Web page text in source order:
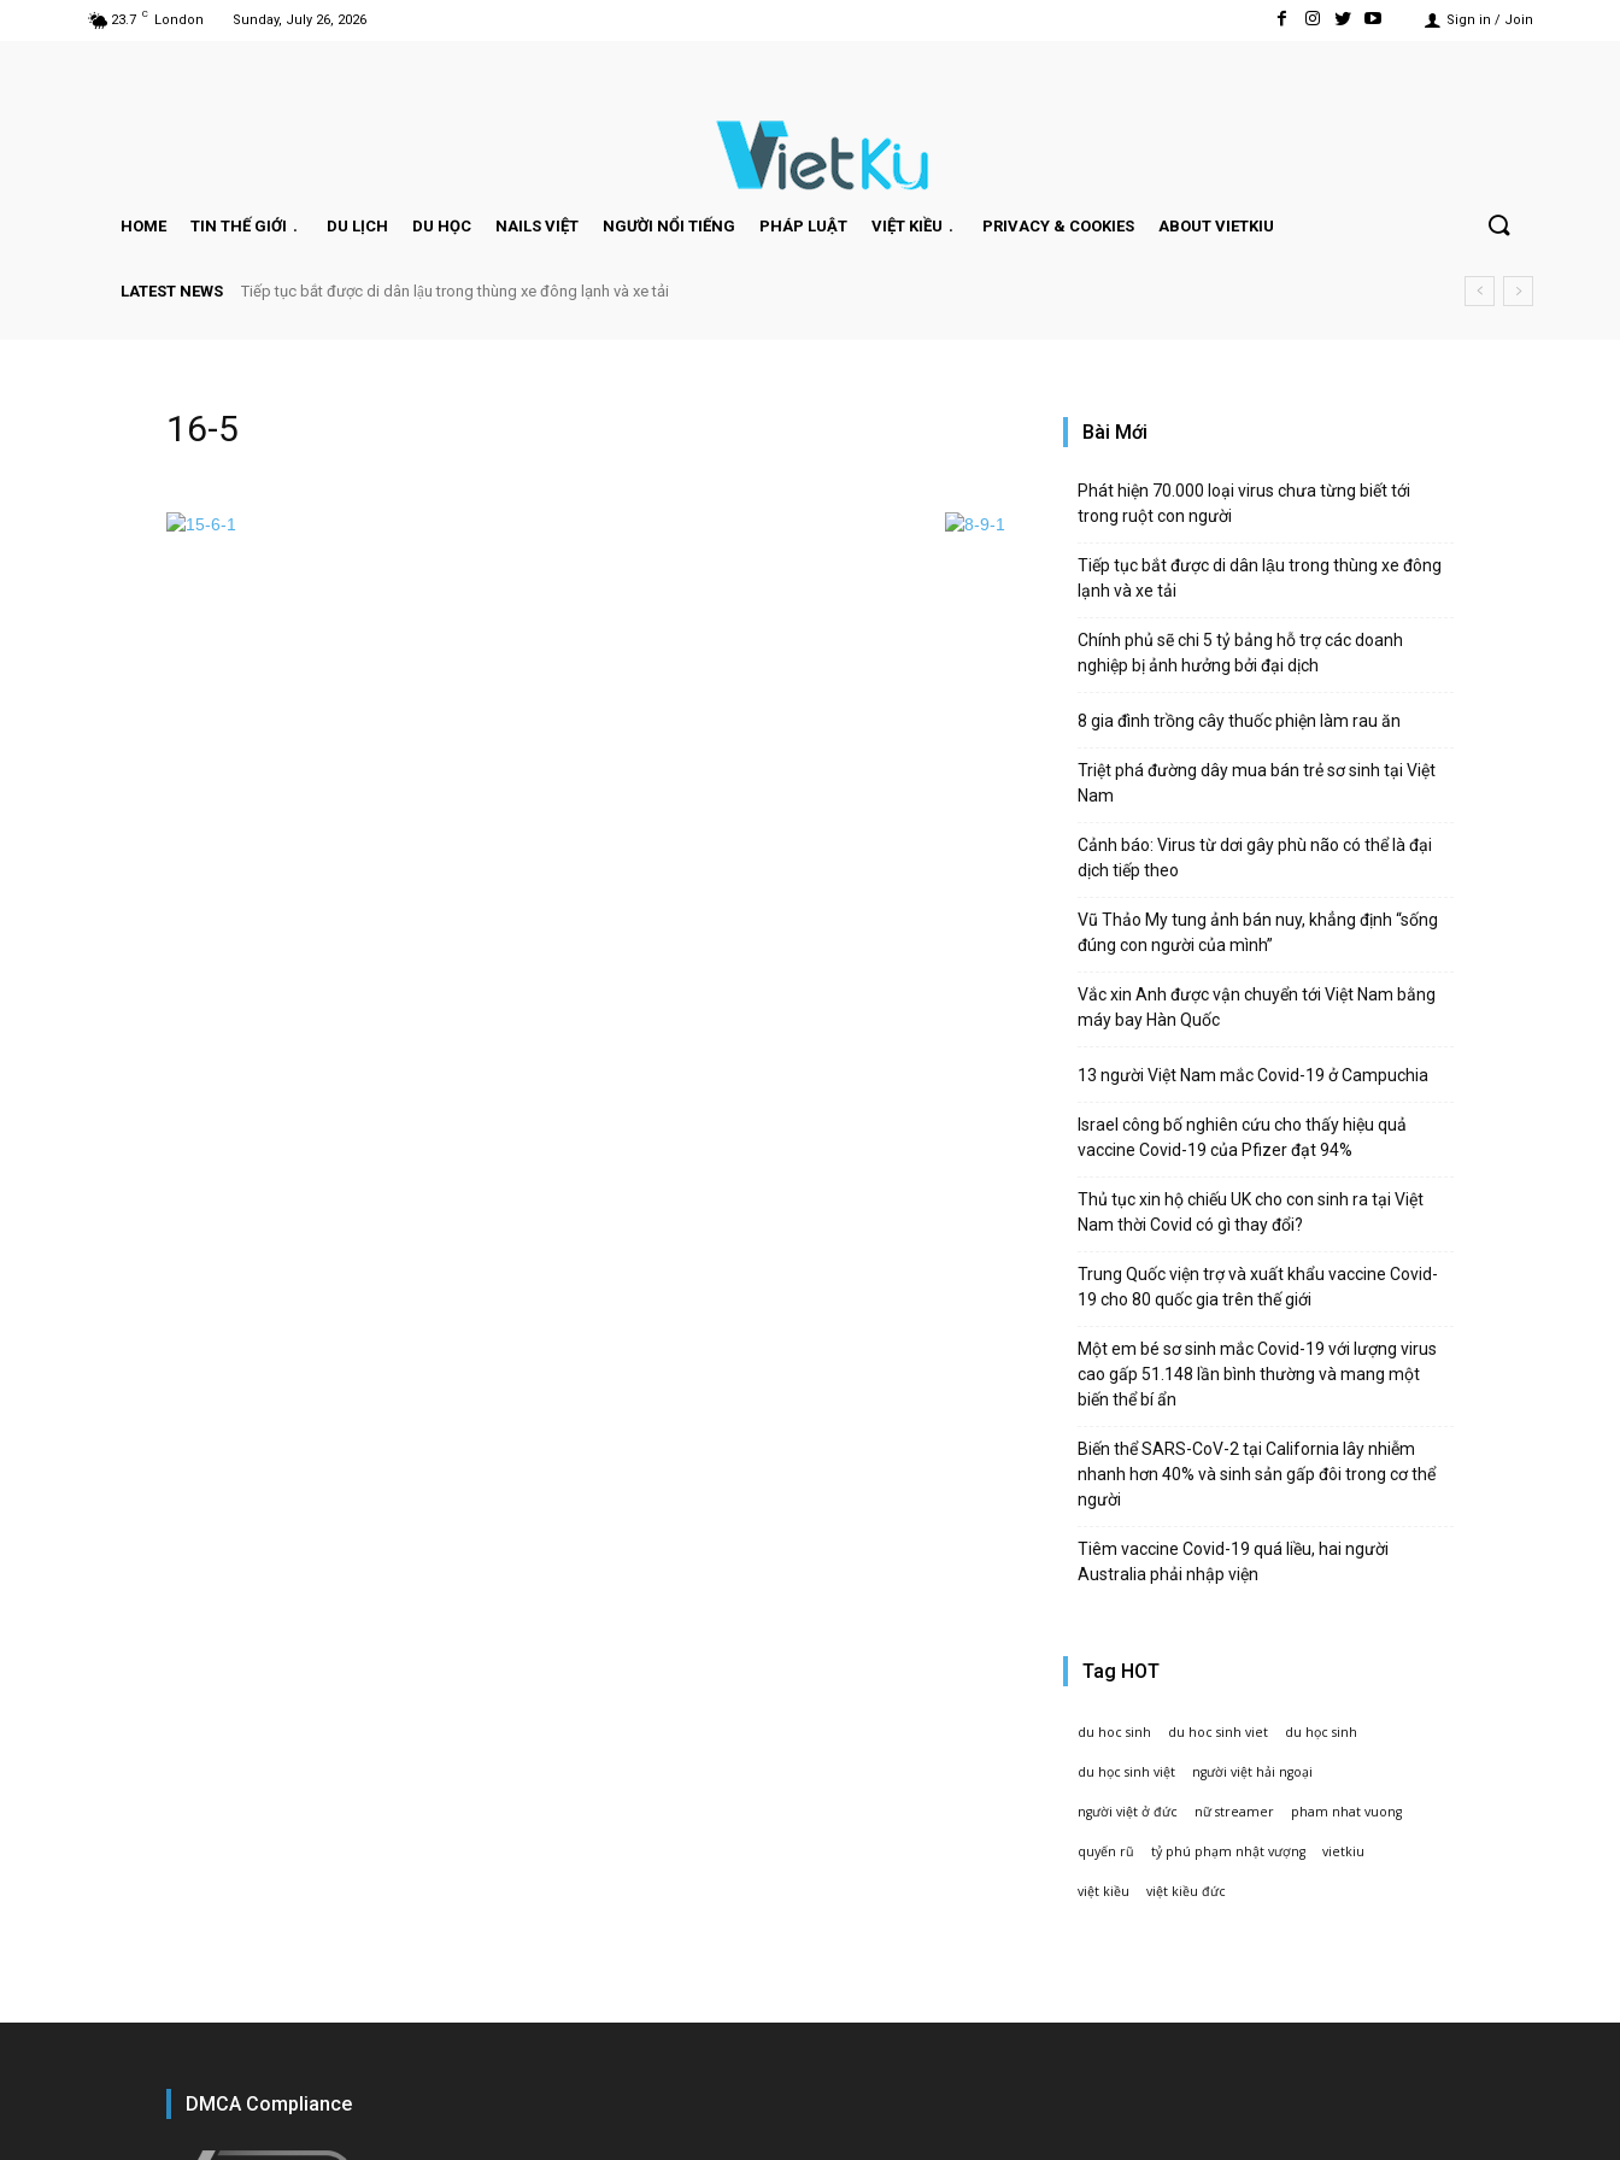
23.7 C London Sunday, July 26, 2026 Sign in / Join
HOME TIN THẾ GIỚI DU LỊCH DU HỌC NAILS VIỆT NGƯỜI NỔI TIẾNG PHÁP LUẬT VIỆT KIỀU PRIVACY & COOKIES ABOUT VIETKIU
LATEST NEWS Tiếp tục bắt được di dân lậu trong thùng xe đông lạnh và xe tải
16-5 Bài Mới
Phát hiện 70.000 loại virus chưa từng biết tới
trong ruột con người
Tiếp tục bắt được di dân lậu trong thùng xe đông
lạnh và xe tải
Chính phủ sẽ chi 5 tỷ bảng hỗ trợ các doanh
nghiệp bị ảnh hưởng bởi đại dịch
8 gia đình trồng cây thuốc phiện làm rau ăn
Triệt phá đường dây mua bán trẻ sơ sinh tại Việt
Nam
Cảnh báo: Virus từ dơi gây phù não có thể là đại
dịch tiếp theo
Vũ Thảo My tung ảnh bán nuy, khẳng định “sống
đúng con người của mình”
Vắc xin Anh được vận chuyển tới Việt Nam bằng
máy bay Hàn Quốc
13 người Việt Nam mắc Covid-19 ở Campuchia
Israel công bố nghiên cứu cho thấy hiệu quả
vaccine Covid-19 của Pfizer đạt 94%
Thủ tục xin hộ chiếu UK cho con sinh ra tại Việt
Nam thời Covid có gì thay đổi?
Trung Quốc viện trợ và xuất khẩu vaccine Covid-
19 cho 80 quốc gia trên thế giới
Một em bé sơ sinh mắc Covid-19 với lượng virus
cao gấp 51.148 lần bình thường và mang một
biến thể bí ẩn
Biến thể SARS-CoV-2 tại California lây nhiễm
nhanh hơn 40% và sinh sản gấp đôi trong cơ thể
người
Tiêm vaccine Covid-19 quá liều, hai người
Australia phải nhập viện
Tag HOT
du hoc sinh du hoc sinh viet du học sinh
du học sinh việt người việt hải ngoại
người việt ở đức nữ streamer pham nhat vuong
quyến rũ tỷ phú phạm nhật vượng vietkiu
việt kiều việt kiều đức
DMCA Compliance